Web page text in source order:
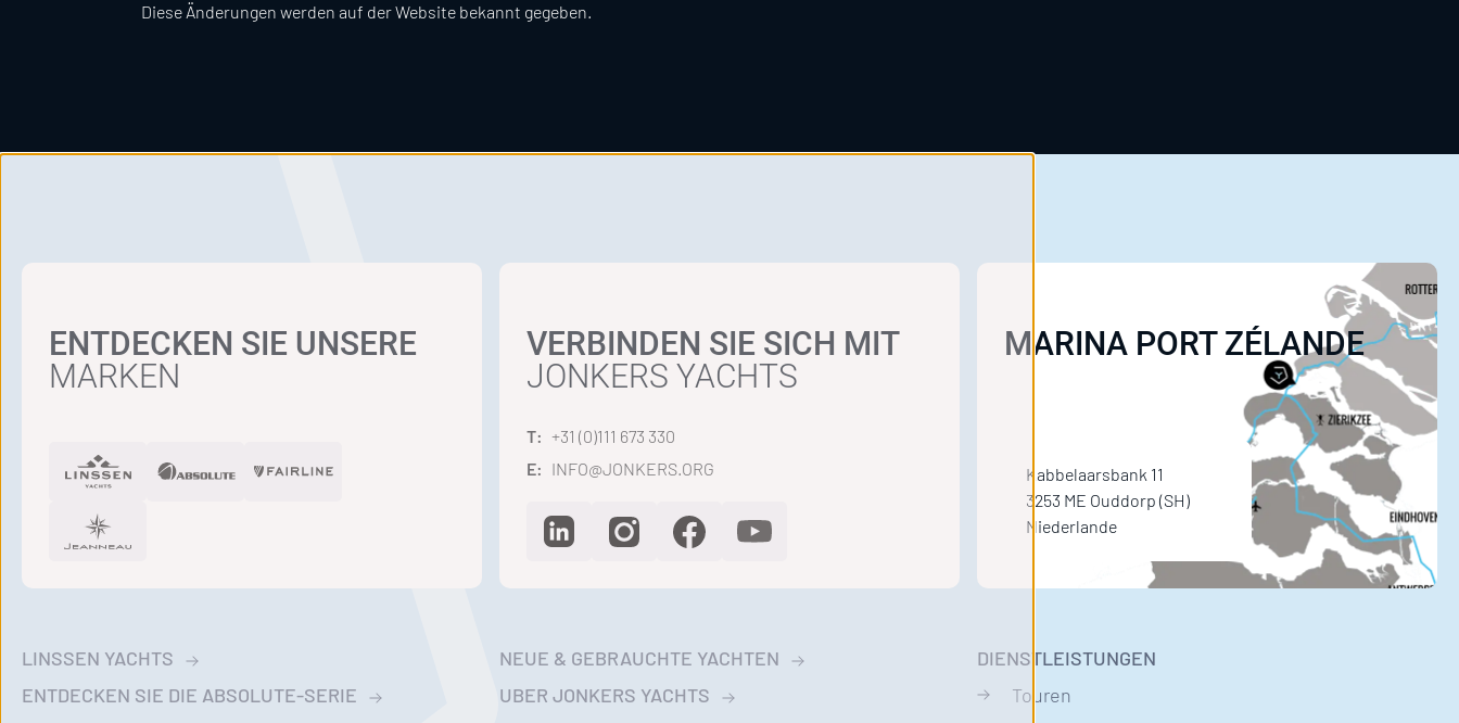
Diese Änderungen werden auf der Website bekannt gegeben.
ENTDECKEN SIE UNSERE
MARKEN
VERBINDEN SIE SICH MIT
JONKERS YACHTS
T: +31 (0)111 673 330
E: INFO@JONKERS.ORG
MARINA PORT ZÉLANDE
Kabbelaarsbank 11
3253 ME Ouddorp (SH)
Niederlande
LINSSEN YACHTS
ENTDECKEN SIE DIE ABSOLUTE-SERIE
NEUE & GEBRAUCHTE YACHTEN
UBER JONKERS YACHTS
DIENSTLEISTUNGEN
Touren